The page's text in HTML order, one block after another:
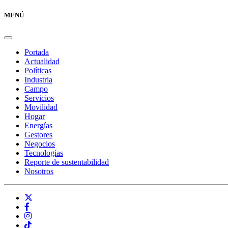
MENÚ
Portada
Actualidad
Políticas
Industria
Campo
Servicios
Movilidad
Hogar
Energías
Gestores
Negocios
Tecnologías
Reporte de sustentabilidad
Nosotros